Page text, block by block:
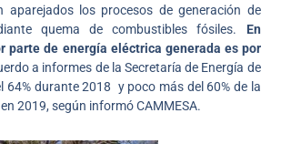
aparejados los procesos de generación de
quema de combustibles fósiles. En
parte de energía eléctrica generada es por
a informes de la Secretaría de Energía de
64% durante 2018 y poco más del 60% de la
2019, según informó CAMMESA.